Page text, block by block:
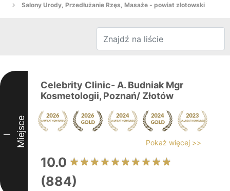
Salony Urody, Przedłużanie Rzęs, Masaże - powiat złotowski
I Miejsce
Celebrity Clinic- A. Budniak Mgr
Kosmetologii, Poznań/ Złotów
Pokaż więcej >>
10.0
(884)